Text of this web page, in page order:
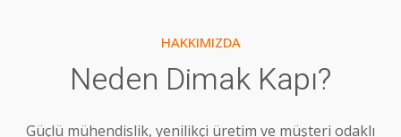
HAKKIMIZDA
Neden Dimak Kapı?
Güçlü mühendislik, yenilikçi üretim ve müşteri odaklı